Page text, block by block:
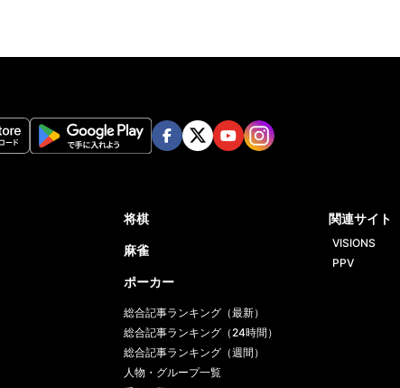
将棋
麻雀
ポーカー
総合記事ランキング（最新）
総合記事ランキング（24時間）
総合記事ランキング（週間）
人物・グループ一覧
関連サイト
VISIONS
PPV